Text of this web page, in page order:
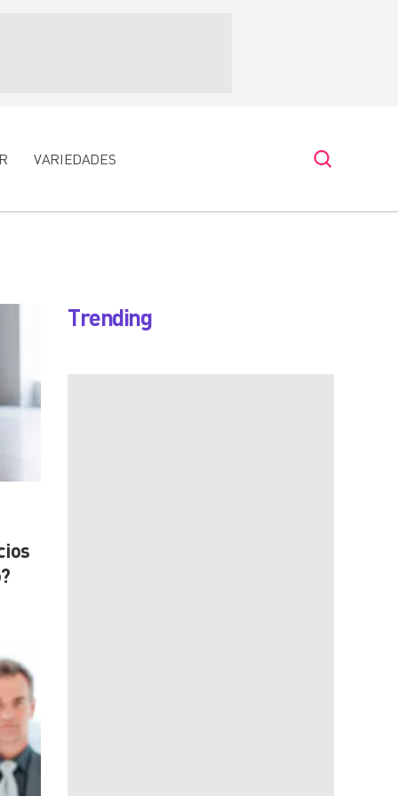
VARIEDADES
Trending